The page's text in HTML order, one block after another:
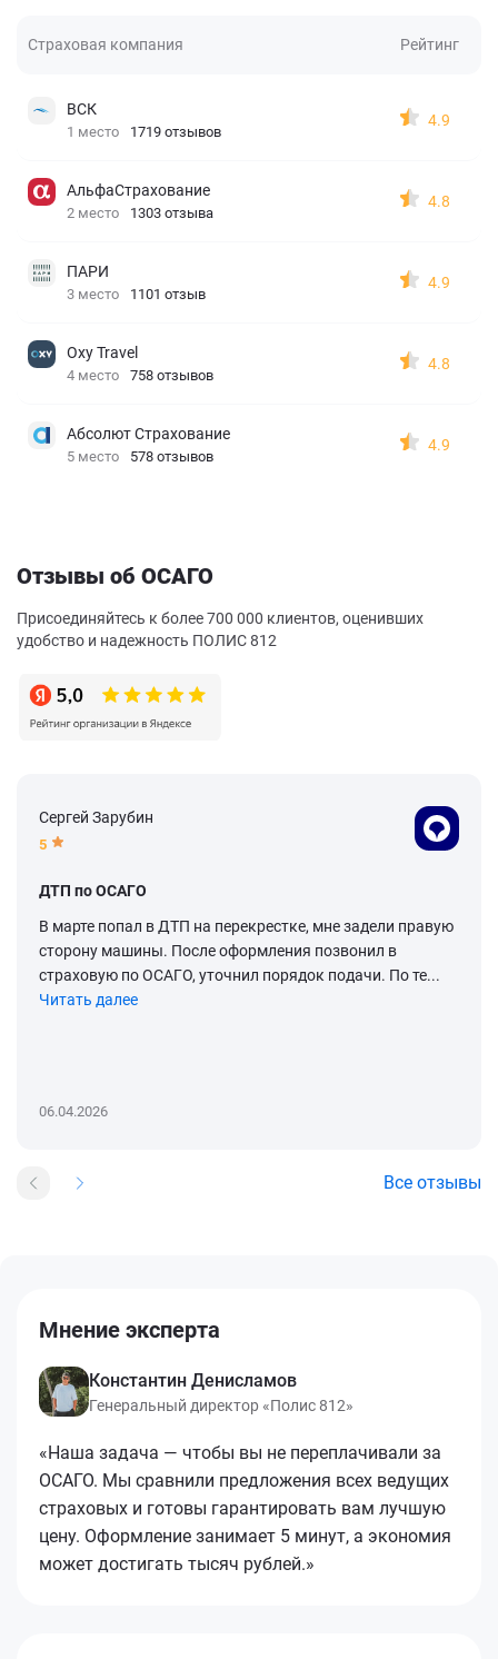
Страховая компания Рейтинг
ВСК
1 место 1719 отзывов
4.9
АльфаСтрахование
2 место 1303 отзыва
4.8
ПАРИ
3 место 1101 отзыв
4.9
Oxy Travel
4 место 758 отзывов
4.8
Абсолют Страхование
5 место 578 отзывов
4.9
Отзывы об ОСАГО
Присоединяйтесь к более 700 000 клиентов, оценивших
удобство и надежность ПОЛИС 812
Сергей Зарубин
5
ДТП по ОСАГО
В марте попал в ДТП на перекрестке, мне задели правую
сторону машины. После оформления позвонил в
страховую по ОСАГО, уточнил порядок подачи. По те...
Читать далее
06.04.2026
Все отзывы
Мнение эксперта
Константин Денисламов
Генеральный директор «Полис 812»
«Наша задача — чтобы вы не переплачивали за
ОСАГО. Мы сравнили предложения всех ведущих
страховых и готовы гарантировать вам лучшую
цену. Оформление занимает 5 минут, а экономия
может достигать тысяч рублей.»